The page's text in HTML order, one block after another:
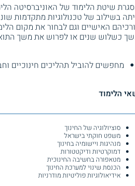
שיטת הלימוד של האוניברסיטה
בשילוב של טכנולוגיות מתקדמות
כשלוש שנים או לפרוש את משך
מחפשים להוביל תהליכים חינוכיים
הלימוד
סוציולוגיה של החינוך
משפט חוקתי בישראל
מנהיגות ויישומיה בחינוך
דמוקרטיות ודיקטטורות
מטאפורה בחשיבה החינוכית
הכנסת שינוי למערכת החינוך
אידיאולוגיות פוליטיות מודרניות